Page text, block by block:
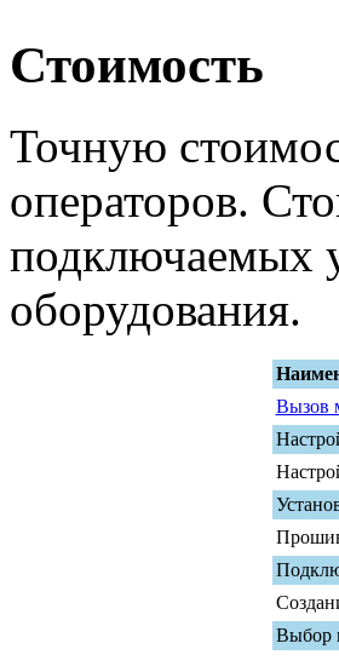
Стоимость
Точную
операторов.
подключаемых
оборудования.
Вызов
Выбор